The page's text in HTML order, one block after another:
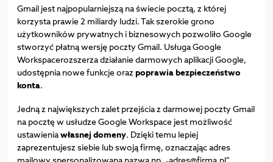
Gmail jest najpopularniejszą na świecie pocztą, z której
korzysta prawie 2 miliardy ludzi. Tak szerokie grono
użytkowników prywatnych i biznesowych pozwoliło Google
stworzyć płatną wersję poczty Gmail. Usługa Google
Workspacerozszerza działanie darmowych aplikacji Google,
udostępnia nowe funkcje oraz poprawia bezpieczeństwo
konta.
Jedną z największych zalet przejścia z darmowej poczty Gmail
na pocztę w usłudze Google Workspace jest możliwość
ustawieniawłasnej domeny. Dzięki temu lepiej
zaprezentujesz siebie lub swoją firmę, oznaczając adres